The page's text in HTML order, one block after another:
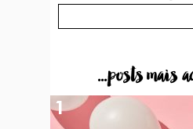
...posts mais
1